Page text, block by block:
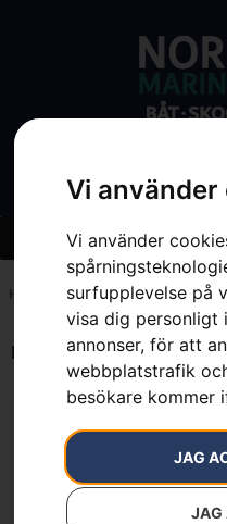
Vi använder
Vi använder
surfupplevelse på
visa dig personligt
annonser, för att
webbplatstrafik
besökare kommer
JAG
JAG
Hem 7391883083383
Endast ett sökresultat